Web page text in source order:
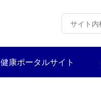
健康ポータルサイト